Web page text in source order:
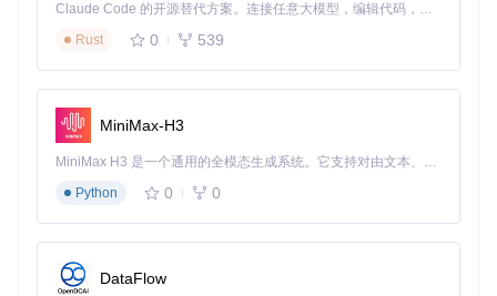
传统：需要完成多周目游戏，重复大量相同内容
ER-Save-Editor：单存档内自由切换剧情状态，聚焦未体验
的内容
技术解析：跨平台存档处理的实现原理
ER-Save-Editor之所以能支持PC与PlayStation双平台，核心
在于其模块化的存档解析架构。工具将不同平台的存档处理逻
辑分离在独立模块中（PC平台对应src/save/pc/，PlayStation
平台对应src/save/playstation/），通过统一的数据接口实现跨
平台兼容。
Claude Code 的开源替代方案。连接任意大模型，编辑代码，运行命令，自动验证 — 全自动执行。用 Rust 构建，极致性能。 ｜ An open-source alternative to Claude Code. Connect any LLM, edit code, run commands, and verify changes — autonomously. Built in Rust for speed. Get Started
Rust
0 539
MiniMax-H3
MiniMax H3 是一个通用的全模态生成系统。它支持对由文本、图像、视频和音频组成的多模态上下文进行统一理解，并能生成分辨率高达 2K、时长可达 15 秒的带原生立体声音频的视频。得益于面向任务泛化的系统设计，H3 在预训练阶段就已具备广泛的多模态上下文理解与生成能力，能够出色地执行复杂的多模态指令。
Python
0 0
DataFlow